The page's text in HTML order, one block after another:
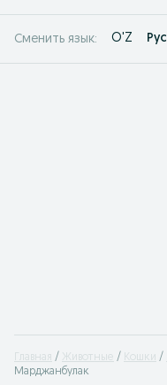
Сменить язык: O'Z Рус
Главная Животные Кошки
Марджанбулак